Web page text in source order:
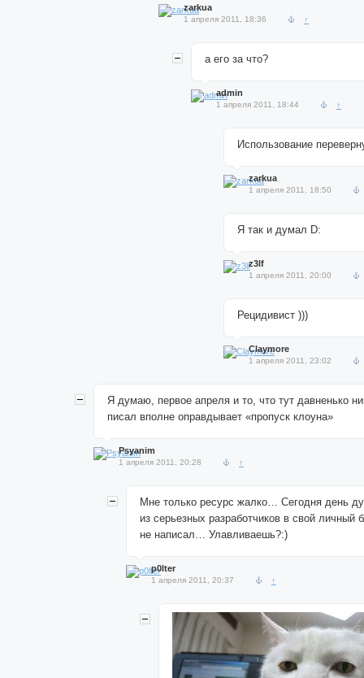
zarkua
1 апреля 2011, 18:36 ↑
а его за что?
admin
1 апреля 2011, 18:44 ↑
Использование
zarkua
1 апреля 2011, 18:50
Я так и думал D:
z3lf
1 апреля 2011, 20:00
Рецидивист )))
Claymore
1 апреля 2011, 23:02
Я думаю, первое апреля и то, что тут давненько
писал вполне оправдывает «пропуск клоуна»
Psyanim
1 апреля 2011, 20:28 ↑
Мне только ресурс жалко… Сегодня день
из серьезных разработчиков в свой личный
не написал… Улавливаешь?:)
p0lter
1 апреля 2011, 20:37 ↑